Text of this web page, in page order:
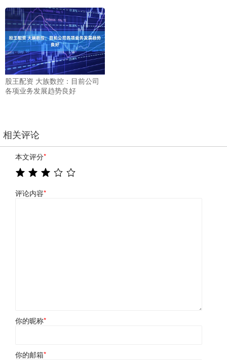
股王配资 大族数控：目前公司
各项业务发展趋势良好
相关评论
本文评分*
评论内容*
你的昵称*
你的邮箱*